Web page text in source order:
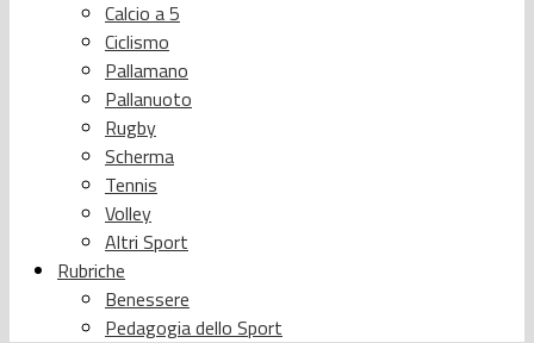
Calcio a 5
Ciclismo
Pallamano
Pallanuoto
Rugby
Scherma
Tennis
Volley
Altri Sport
Rubriche
Benessere
Pedagogia dello Sport